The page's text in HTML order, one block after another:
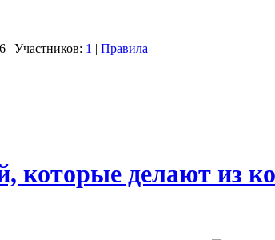
| Участников: 1 | Правила
которые делают из